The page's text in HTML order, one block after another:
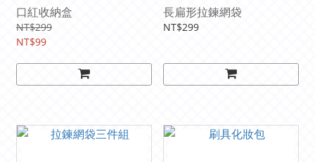
口紅收納盒
NT$299
NT$99
長扁形拉鍊網袋
NT$299